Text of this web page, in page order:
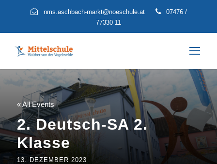
nms.aschbach-markt@noeschule.at
07476 /
77330-11
« All Events
2. Deutsch-SA 2.
Klasse
13. DEZEMBER 2023